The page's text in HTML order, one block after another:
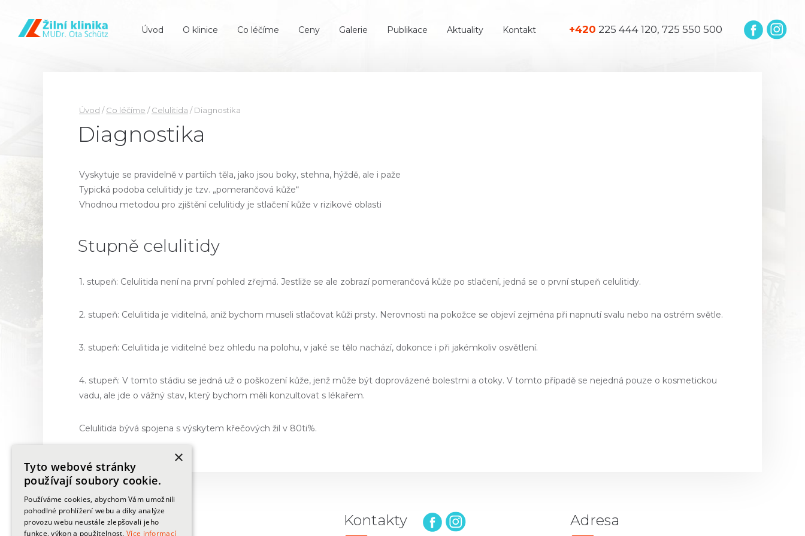
Úvod O klinice Co léčíme Ceny Galerie Publikace Aktuality Kontakt +420 225 444 120, 725 550 500
Úvod /Co léčíme /Celulitida /Diagnostika
Diagnostika
Vyskytuje se pravidelně v partiích těla, jako jsou boky, stehna, hýždě, ale i paže
Typická podoba celulitidy je tzv. „pomerančová kůže“
Vhodnou metodou pro zjištění celulitidy je stlačení kůže v rizikové oblasti
Stupně celulitidy
1. stupeň: Celulitida není na první pohled zřejmá. Jestliže se ale zobrazí pomerančová kůže po stlačení, jedná se o první stupeň celulitidy.
2. stupeň: Celulitida je viditelná, aniž bychom museli stlačovat kůži prsty. Nerovnosti na pokožce se objeví zejména při napnutí svalu nebo na ostrém světle.
3. stupeň: Celulitida je viditelné bez ohledu na polohu, v jaké se tělo nachází, dokonce i při jakémkoliv osvětlení.
4. stupeň: V tomto stádiu se jedná už o poškození kůže, jenž může být doprovázené bolestmi a otoky. V tomto případě se nejedná pouze o kosmetickou
vadu, ale jde o vážný stav, který bychom měli konzultovat s lékařem.
Celulitida bývá spojena s výskytem křečových žil v 80ti%.
Informace Kontakty Adresa
×
Tyto webové stránky
používají soubory cookie.
Používáme cookies, abychom Vám umožnili
pohodlné prohlížení webu a díky analýze
provozu webu neustále zlepšovali jeho
funkce, výkon a použitelnost.Více informací